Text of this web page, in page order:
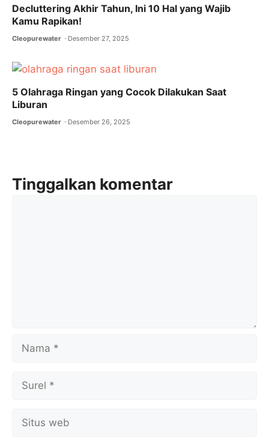
Decluttering Akhir Tahun, Ini 10 Hal yang Wajib
Kamu Rapikan!
Cleopurewater Desember 27, 2025
5 Olahraga Ringan yang Cocok Dilakukan Saat
Liburan
Cleopurewater Desember 26, 2025
Tinggalkan komentar
web